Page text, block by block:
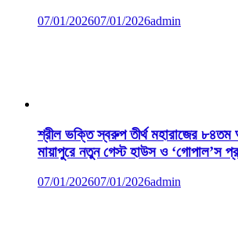
07/01/202607/01/2026admin
শ্রীল ভক্তি স্বরুপ তীর্থ মহারাজের ৮৪তম
মায়াপুরে নতুন গেস্ট হাউস ও ‘গোপাল’স
07/01/202607/01/2026admin